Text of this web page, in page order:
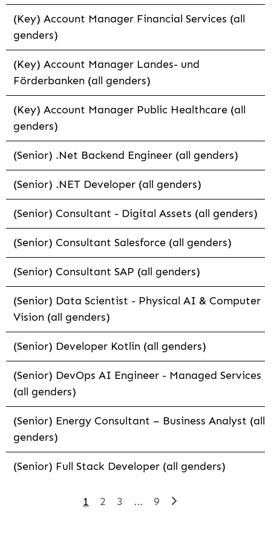
(Key) Account Manager Financial Services (all
genders)
(Key) Account Manager Landes- und
Förderbanken (all genders)
(Key) Account Manager Public Healthcare (all
genders)
(Senior) .Net Backend Engineer (all genders)
(Senior) .NET Developer (all genders)
(Senior) Consultant - Digital Assets (all genders)
(Senior) Consultant Salesforce (all genders)
(Senior) Consultant SAP (all genders)
(Senior) Data Scientist - Physical AI & Computer
Vision (all genders)
(Senior) Developer Kotlin (all genders)
(Senior) DevOps AI Engineer - Managed Services
(all genders)
(Senior) Energy Consultant – Business Analyst (all
genders)
(Senior) Full Stack Developer (all genders)
1 2 3 ... 9